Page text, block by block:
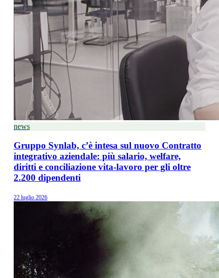
news
Gruppo Synlab, c’è intesa sul nuovo Contratto
integrativo aziendale: più salario, welfare,
diritti e conciliazione vita-lavoro per gli oltre
2.200 dipendenti
22 luglio 2026